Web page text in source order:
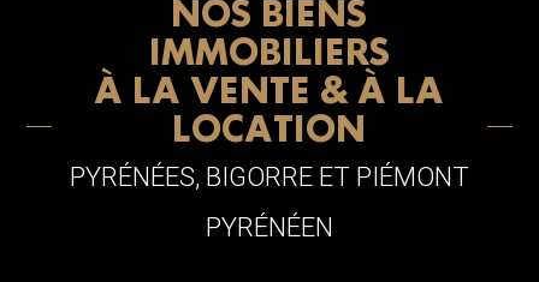
NOS BIENS
IMMOBILIERS
À LA VENTE & À LA
LOCATION
PYRÉNÉES, BIGORRE ET PIÉMONT
PYRÉNÉEN